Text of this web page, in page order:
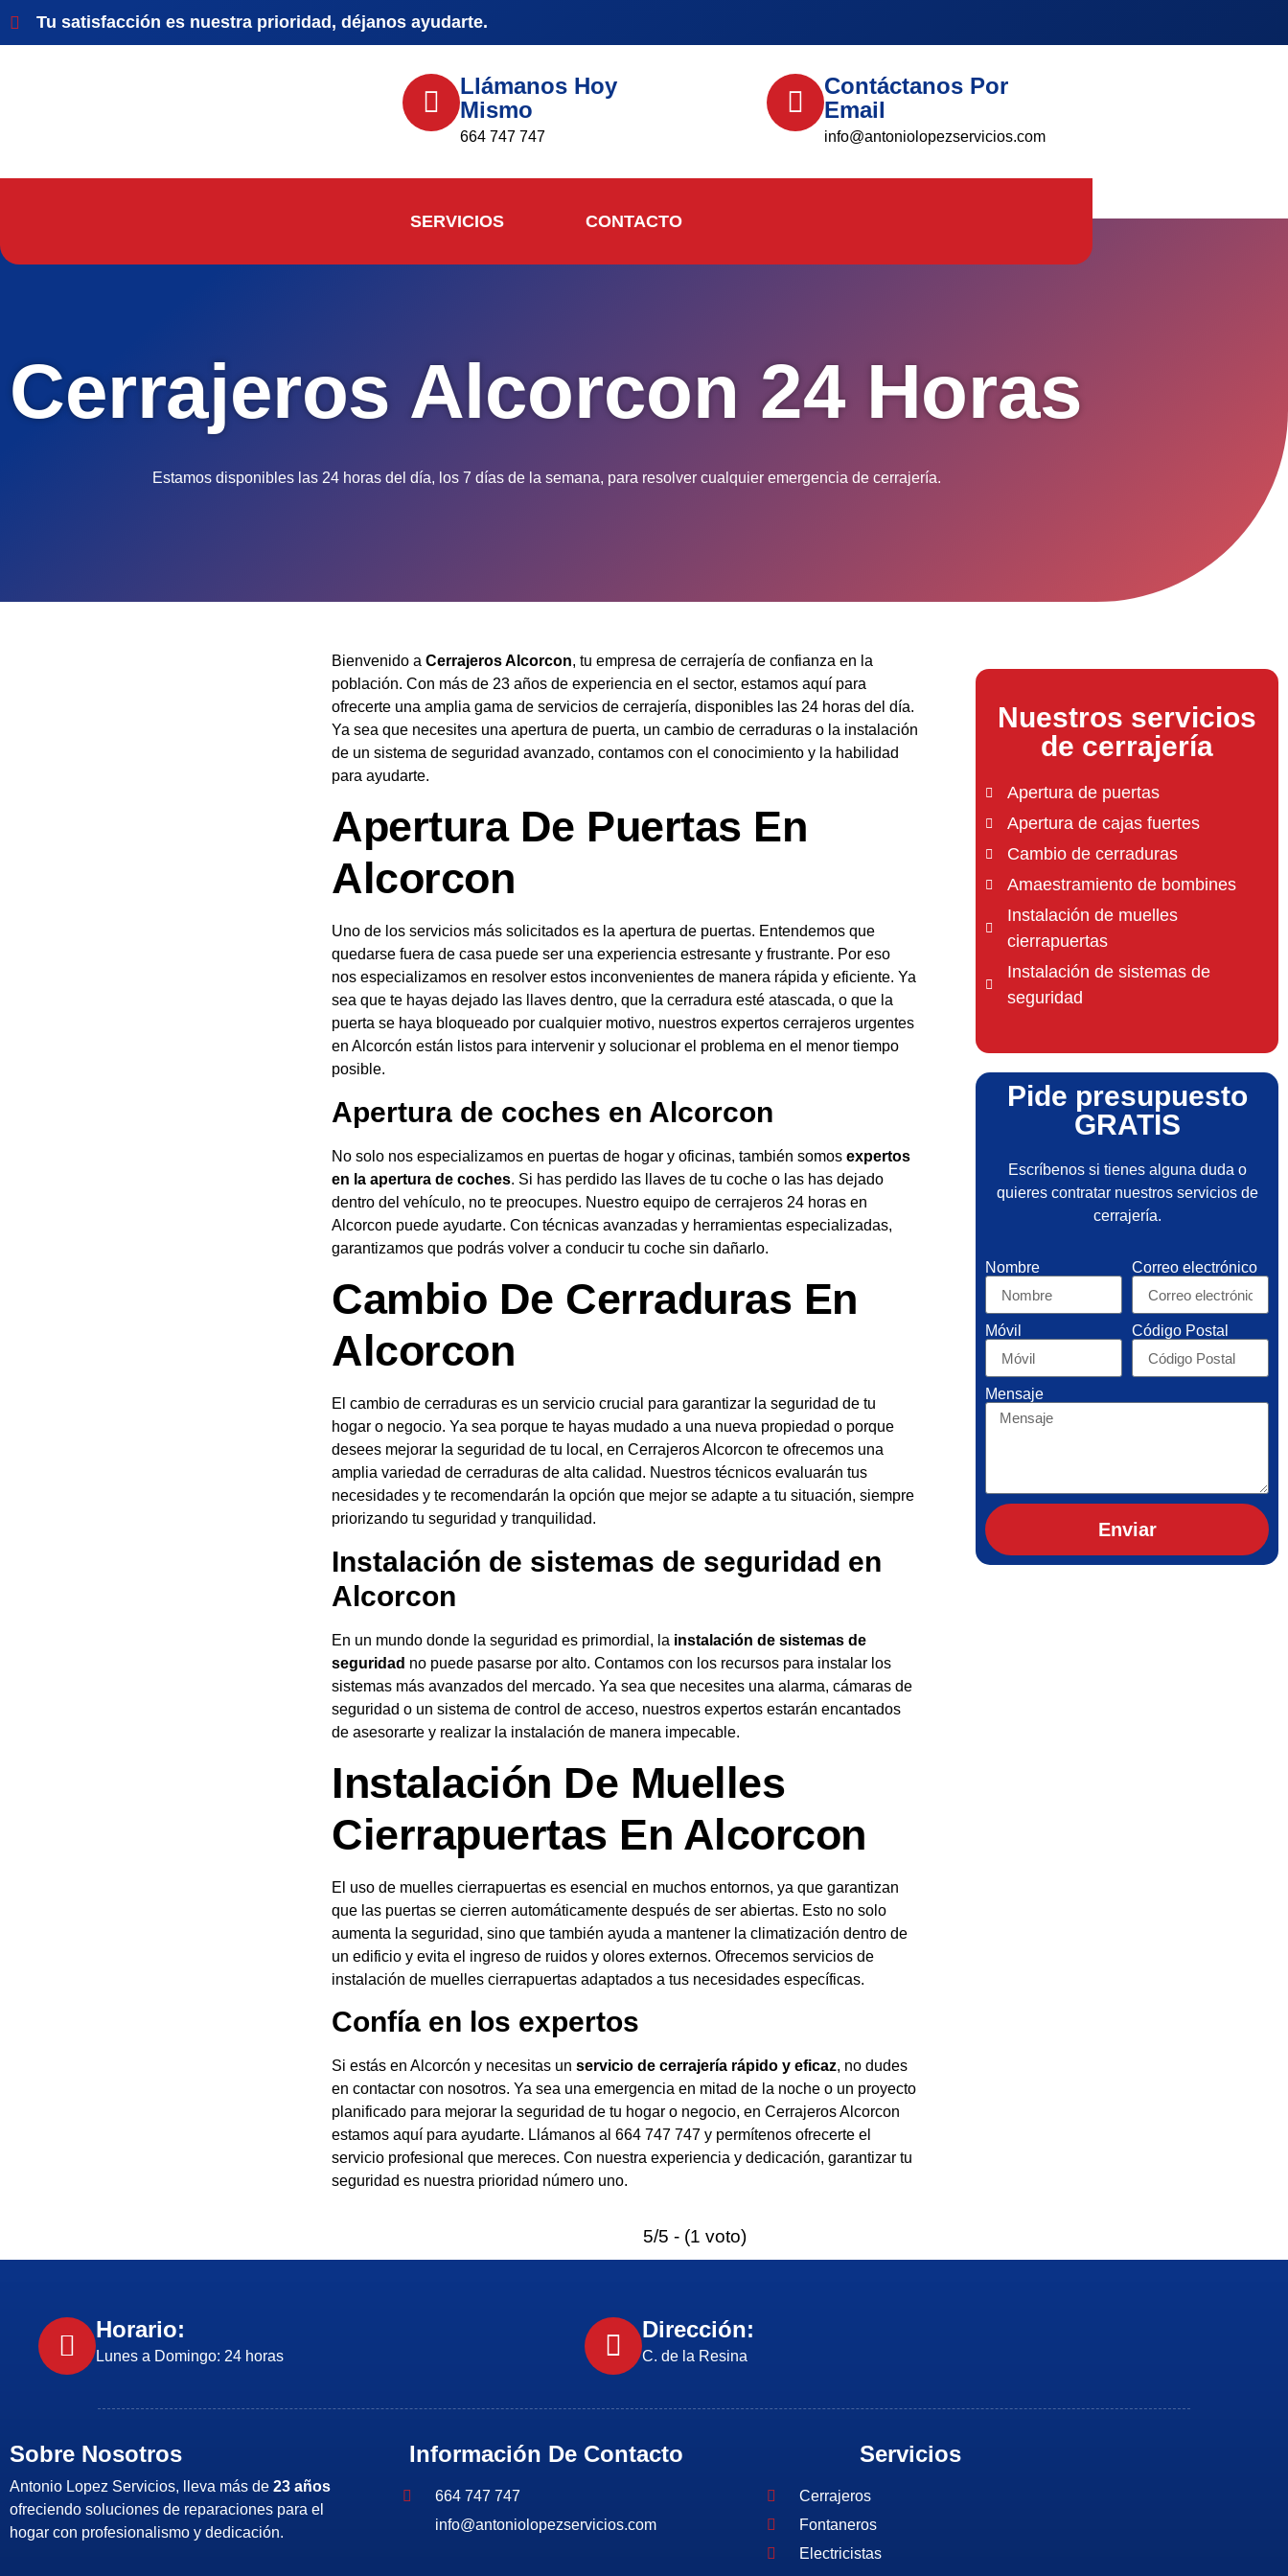
Tu satisfacción es nuestra prioridad, déjanos ayudarte.
Llámanos Hoy
Mismo
664 747 747
Contáctanos Por
Email
info@antoniolopezservicios.com
SERVICIOS CONTACTO
Cerrajeros Alcorcon 24 Horas
Estamos disponibles las 24 horas del día, los 7 días de la semana, para resolver cualquier emergencia de cerrajería.
Bienvenido a Cerrajeros Alcorcon, tu empresa de cerrajería de confianza en la
población. Con más de 23 años de experiencia en el sector, estamos aquí para
ofrecerte una amplia gama de servicios de cerrajería, disponibles las 24 horas del día.
Ya sea que necesites una apertura de puerta, un cambio de cerraduras o la instalación
de un sistema de seguridad avanzado, contamos con el conocimiento y la habilidad
para ayudarte.
Apertura De Puertas En
Alcorcon
Uno de los servicios más solicitados es la apertura de puertas. Entendemos que
quedarse fuera de casa puede ser una experiencia estresante y frustrante. Por eso
nos especializamos en resolver estos inconvenientes de manera rápida y eficiente. Ya
sea que te hayas dejado las llaves dentro, que la cerradura esté atascada, o que la
puerta se haya bloqueado por cualquier motivo, nuestros expertos cerrajeros urgentes
en Alcorcón están listos para intervenir y solucionar el problema en el menor tiempo
posible.
Apertura de coches en Alcorcon
No solo nos especializamos en puertas de hogar y oficinas, también somos expertos
en la apertura de coches. Si has perdido las llaves de tu coche o las has dejado
dentro del vehículo, no te preocupes. Nuestro equipo de cerrajeros 24 horas en
Alcorcon puede ayudarte. Con técnicas avanzadas y herramientas especializadas,
garantizamos que podrás volver a conducir tu coche sin dañarlo.
Cambio De Cerraduras En
Alcorcon
El cambio de cerraduras es un servicio crucial para garantizar la seguridad de tu
hogar o negocio. Ya sea porque te hayas mudado a una nueva propiedad o porque
desees mejorar la seguridad de tu local, en Cerrajeros Alcorcon te ofrecemos una
amplia variedad de cerraduras de alta calidad. Nuestros técnicos evaluarán tus
necesidades y te recomendarán la opción que mejor se adapte a tu situación, siempre
priorizando tu seguridad y tranquilidad.
Instalación de sistemas de seguridad en
Alcorcon
En un mundo donde la seguridad es primordial, la instalación de sistemas de
seguridad no puede pasarse por alto. Contamos con los recursos para instalar los
sistemas más avanzados del mercado. Ya sea que necesites una alarma, cámaras de
seguridad o un sistema de control de acceso, nuestros expertos estarán encantados
de asesorarte y realizar la instalación de manera impecable.
Instalación De Muelles
Cierrapuertas En Alcorcon
El uso de muelles cierrapuertas es esencial en muchos entornos, ya que garantizan
que las puertas se cierren automáticamente después de ser abiertas. Esto no solo
aumenta la seguridad, sino que también ayuda a mantener la climatización dentro de
un edificio y evita el ingreso de ruidos y olores externos. Ofrecemos servicios de
instalación de muelles cierrapuertas adaptados a tus necesidades específicas.
Confía en los expertos
Si estás en Alcorcón y necesitas un servicio de cerrajería rápido y eficaz, no dudes
en contactar con nosotros. Ya sea una emergencia en mitad de la noche o un proyecto
planificado para mejorar la seguridad de tu hogar o negocio, en Cerrajeros Alcorcon
estamos aquí para ayudarte. Llámanos al 664 747 747 y permítenos ofrecerte el
servicio profesional que mereces. Con nuestra experiencia y dedicación, garantizar tu
seguridad es nuestra prioridad número uno.
5/5 - (1 voto)
Nuestros servicios
de cerrajería
Apertura de puertas
Apertura de cajas fuertes
Cambio de cerraduras
Amaestramiento de bombines
Instalación de muelles
cierrapuertas
Instalación de sistemas de
seguridad
Pide presupuesto
GRATIS
Escríbenos si tienes alguna duda o
quieres contratar nuestros servicios de
cerrajería.
Nombre Correo electrónico
Móvil Código Postal
Mensaje
Enviar
Horario:
Lunes a Domingo: 24 horas
Dirección:
C. de la Resina
Sobre Nosotros
Antonio Lopez Servicios, lleva más de 23 años
ofreciendo soluciones de reparaciones para el
hogar con profesionalismo y dedicación.
Información De Contacto
664 747 747
info@antoniolopezservicios.com
Servicios
Cerrajeros
Fontaneros
Electricistas